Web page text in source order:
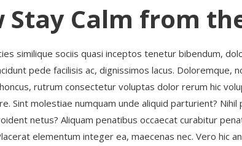
Stay Calm from
similique sociis quasi inceptos tenetur bibendum,
pede facilisis ac, dignissimos lacus. Doloremque,
rutrum consectetur voluptas dolor rerum hic
Sint molestiae numquam unde aliquid parturient?
netus? Aliquam penatibus occaecat curabitur
elementum integer ea, maecenas nec. Vero hic